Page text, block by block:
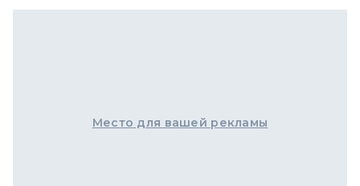
Место для вашей рекламы